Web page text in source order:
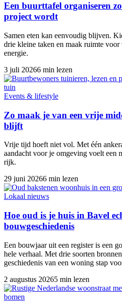
Een buurttafel organiseren
project wordt
Samen eten kan eenvoudig blijven.
drie kleine taken en maak ruimte voor
energie.
3 juli 20266 min lezen
Events & lifestyle
Zo maak je van een vrije
blijft
Vrije tijd hoeft niet vol. Met één
aandacht voor je omgeving voelt een
rijk.
29 juni 20266 min lezen
Lokaal nieuws
Hoe oud is je huis in Bavel
bouwgeschiedenis
Een bouwjaar uit een register is een
hele verhaal. Met drie soorten
geschiedenis van een woning stap
2 augustus 20265 min lezen